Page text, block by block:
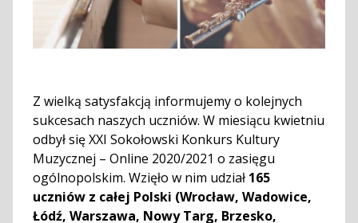
Z wielką satysfakcją informujemy o kolejnych
sukcesach naszych uczniów. W miesiącu kwietniu
odbył się XXI Sokołowski Konkurs Kultury
Muzycznej – Online 2020/2021 o zasięgu
ogólnopolskim. Wzięło w nim udział 165
uczniów z całej Polski (Wrocław, Wadowice,
Łódź, Warszawa, Nowy Targ, Brzesko,